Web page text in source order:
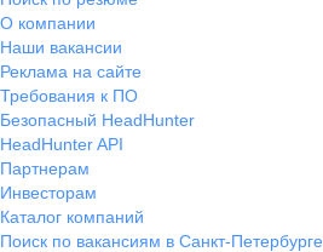
О компании
Наши вакансии
Реклама на сайте
Требования к ПО
Безопасный HeadHunter
HeadHunter API
Партнерам
Инвесторам
Каталог компаний
Поиск по вакансиям в Санкт-Петербурге